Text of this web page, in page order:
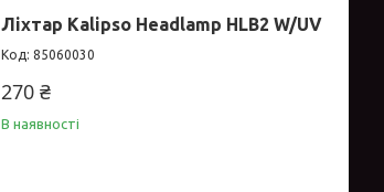
Ліхтар Kalipso Headlamp HLB2 W/UV
85060030
270 ₴
В наявності